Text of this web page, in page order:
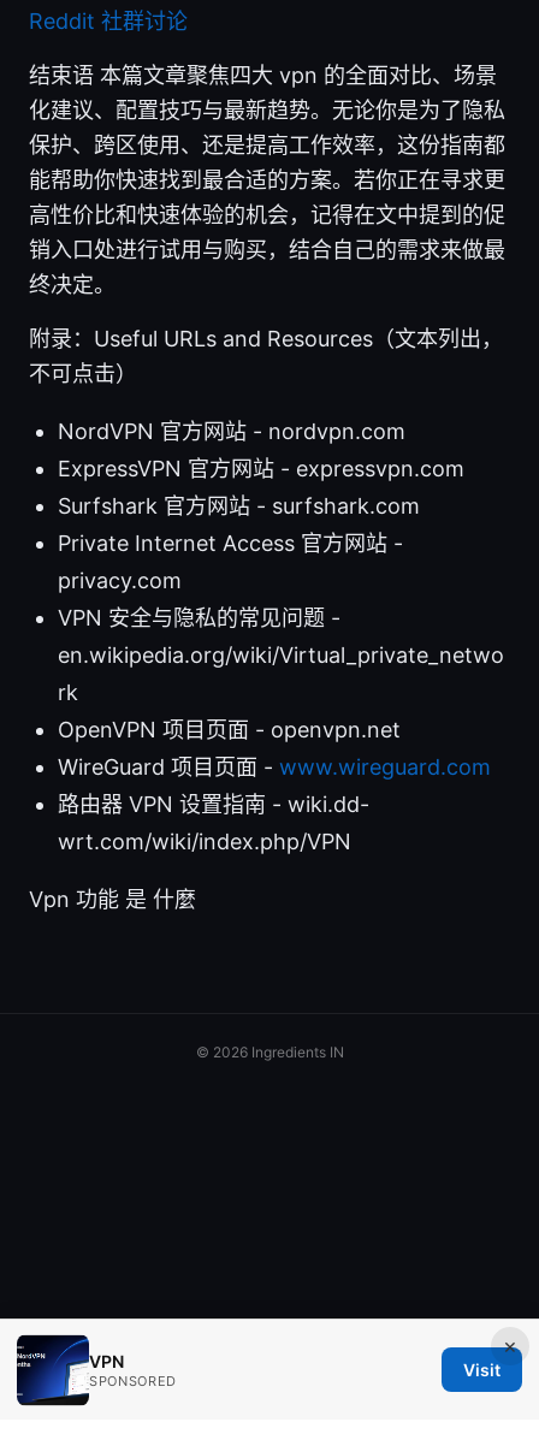
Reddit 社群讨论
结束语 本篇文章聚焦四大 vpn 的全面对比、场景
化建议、配置技巧与最新趋势。无论你是为了隐私
保护、跨区使用、还是提高工作效率，这份指南都
能帮助你快速找到最合适的方案。若你正在寻求更
高性价比和快速体验的机会，记得在文中提到的促
销入口处进行试用与购买，结合自己的需求来做最
终决定。
附录：Useful URLs and Resources（文本列出，
不可点击）
NordVPN 官方网站 - nordvpn.com
ExpressVPN 官方网站 - expressvpn.com
Surfshark 官方网站 - surfshark.com
Private Internet Access 官方网站 -
privacy.com
VPN 安全与隐私的常见问题 -
en.wikipedia.org/wiki/Virtual_private_netwo
rk
OpenVPN 项目页面 - openvpn.net
WireGuard 项目页面 - www.wireguard.com
路由器 VPN 设置指南 - wiki.dd-
wrt.com/wiki/index.php/VPN
Vpn 功能 是 什麼
×
VPN
SPONSORED
Visit
© 2026 Ingredients IN